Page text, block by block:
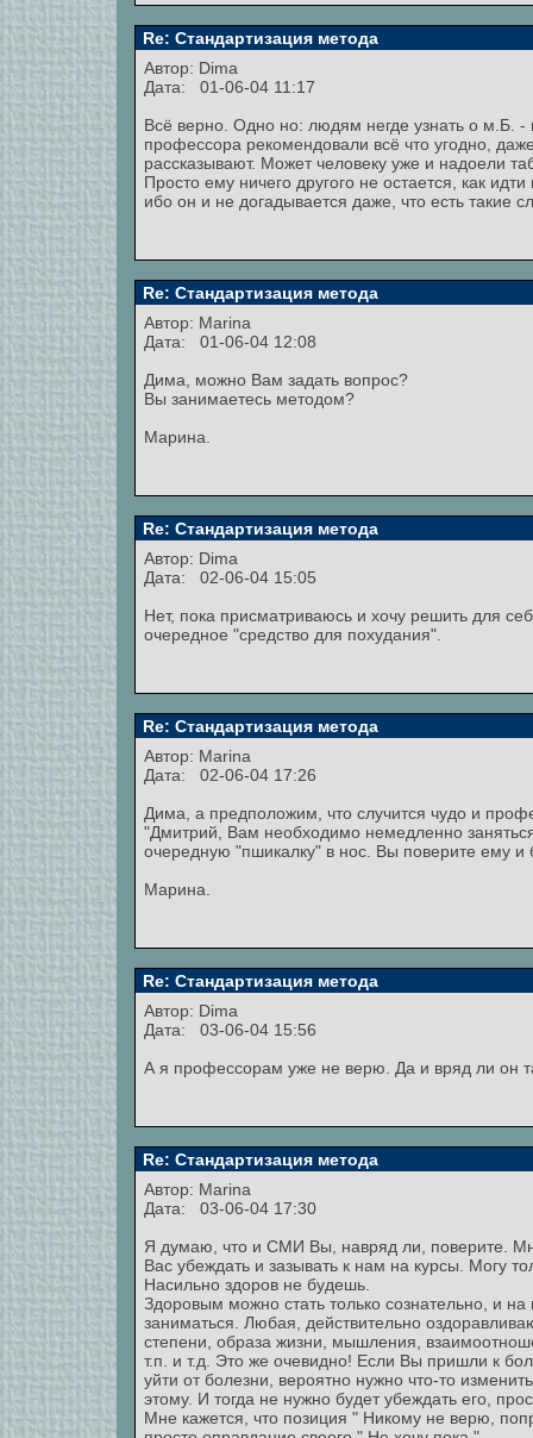
Re: Стандартизация метода
Автор: Dima
Дата: 01-06-04 11:17
Всё верно. Одно но: людям негде узнать о м.Б.
профессора рекомендовали всё что угодно,
рассказывают. Может человеку уже и надоели
Просто ему ничего другого не остается, как
ибо он и не догадывается даже, что есть такие
Re: Стандартизация метода
Автор: Marina
Дата: 01-06-04 12:08
Дима, можно Вам задать вопрос?
Вы занимаетесь методом?
Марина.
Re: Стандартизация метода
Автор: Dima
Дата: 02-06-04 15:05
Нет, пока присматриваюсь и хочу решить для
очередное "средство для похудания".
Re: Стандартизация метода
Автор: Marina
Дата: 02-06-04 17:26
Дима, а предположим, что случится чудо и
"Дмитрий, Вам необходимо немедленно
очередную "пшикалку" в нос. Вы поверите ему и
Марина.
Re: Стандартизация метода
Автор: Dima
Дата: 03-06-04 15:56
А я профессорам уже не верю. Да и вряд ли он
Re: Стандартизация метода
Автор: Marina
Дата: 03-06-04 17:30
Я думаю, что и СМИ Вы, навряд ли, поверите.
Вас убеждать и зазывать к нам на курсы. Могу
Насильно здоров не будешь.
Здоровым можно стать только сознательно, и
заниматься. Любая, действительно
степени, образа жизни, мышления,
т.п. и т.д. Это же очевидно! Если Вы пришли к
уйти от болезни, вероятно нужно что-то
этому. И тогда не нужно будет убеждать его,
Мне кажется, что позиция " Никому не верю,